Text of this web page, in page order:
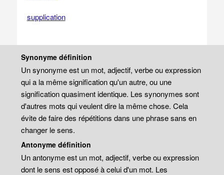
supplication
Synonyme définition
Un synonyme est un mot, adjectif, verbe ou expression
qui a la même signification qu'un autre, ou une
signification quasiment identique. Les synonymes sont
d'autres mots qui veulent dire la même chose. Cela
évite de faire des répétitions dans une phrase sans en
changer le sens.
Antonyme définition
Un antonyme est un mot, adjectif, verbe ou expression
dont le sens est opposé à celui d'un mot. Les